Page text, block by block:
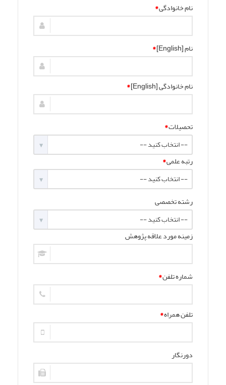
نام خانوادگی*
نام [English] *
نام خانوادگی [English] *
تحصیلات*
-- انتخاب کنید --
رتبه علمی*
-- انتخاب کنید --
رشته تخصصی
-- انتخاب کنید --
زمینه مورد علاقه پژوهش
شماره تلفن*
تلفن همراه*
دورنگار